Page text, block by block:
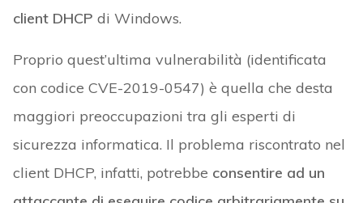
client DHCP di Windows.
Proprio quest’ultima vulnerabilità (identificata
con codice CVE-2019-0547) è quella che desta
maggiori preoccupazioni tra gli esperti di
sicurezza informatica. Il problema riscontrato nel
client DHCP, infatti, potrebbe consentire ad un